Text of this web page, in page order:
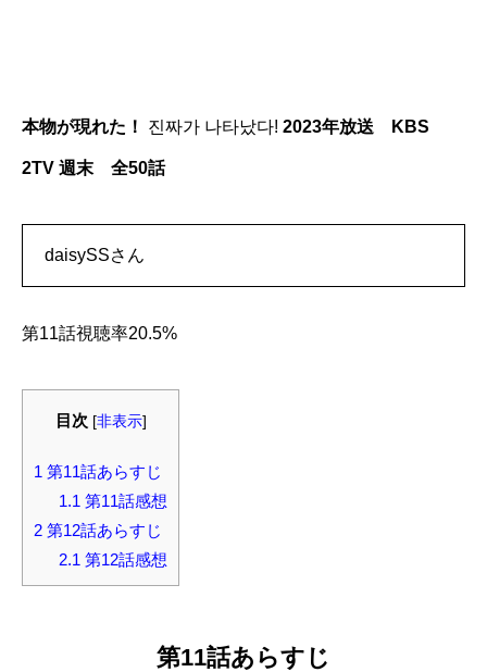
本物が現れた！ 진짜가 나타났다! 2023年放送 KBS
2TV 週末 全50話
daisySSさん
第11話視聴率20.5%
目次 [非表示]
1 第11話あらすじ
1.1 第11話感想
2 第12話あらすじ
2.1 第12話感想
第11話あらすじ